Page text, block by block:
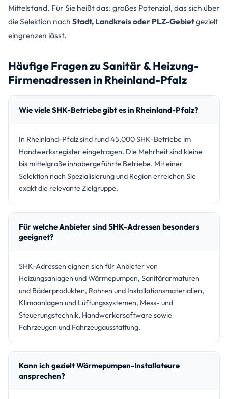
Mittelstand. Für Sie heißt das: großes Potenzial, das sich über
die Selektion nach Stadt, Landkreis oder PLZ-Gebietgezielt
eingrenzen lässt.
Häufige Fragen zu Sanitär & Heizung-
Firmenadressen in Rheinland-Pfalz
Wie viele SHK-Betriebe gibt es in Rheinland-Pfalz?
In Rheinland-Pfalz sind rund 45.000 SHK-Betriebe im
Handwerksregister eingetragen. Die Mehrheit sind kleine
bis mittelgroße inhabergeführte Betriebe. Mit einer
Selektion nach Spezialisierung und Region erreichen Sie
exakt die relevante Zielgruppe.
Für welche Anbieter sind SHK-Adressen besonders
geeignet?
SHK-Adressen eignen sich für Anbieter von
Heizungsanlagen und Wärmepumpen, Sanitärarmaturen
und Bäderprodukten, Rohren und Installationsmaterialien,
Klimaanlagen und Lüftungssystemen, Mess- und
Steuerungstechnik, Handwerkersoftware sowie
Fahrzeugen und Fahrzeugausstattung.
Kann ich gezielt Wärmepumpen-Installateure
ansprechen?